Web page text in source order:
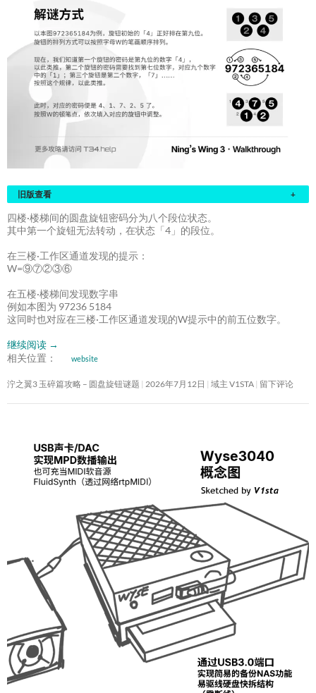
旧版查看 +
四楼·楼梯间的圆盘旋钮密码分为八个段位状态。
其中第一个旋钮无法转动，在状态「4」的段位。
在三楼·工作区通道发现的提示：
W=⑨⑦②③⑥
在五楼·楼梯间发现数字串
例如本图为 97236 5184
这同时也对应在三楼·工作区通道发现的W提示中的前五位数字。
继续阅读 →
相关位置：
website
泞之翼3 玉碎篇攻略 – 圆盘旋钮谜题 2026年7月12日 域主 V1STA 留下评论